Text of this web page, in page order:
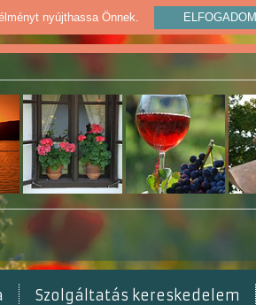
nyújthassa Önnek. ELFOGADOM
Szolgáltatás kereskedelem